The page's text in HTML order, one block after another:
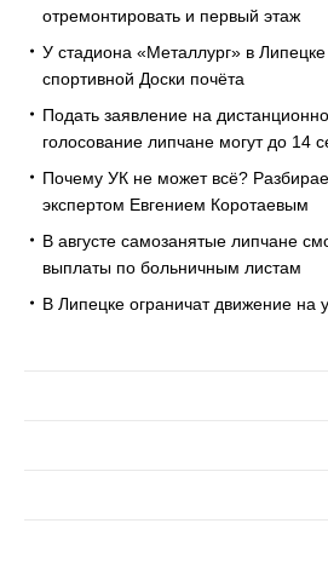
отремонтировать и первый этаж
У стадиона «Металлург» в
спортивной Доски почёта
Подать заявление на
голосование липчане могут до 14
Почему УК не может всё?
экспертом Евгением Коротаевым
В августе самозанятые липчане
выплаты по больничным листам
В Липецке ограничат движение на